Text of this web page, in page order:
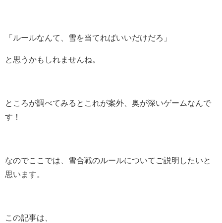
「ルールなんて、雪を当てればいいだけだろ」
と思うかもしれませんね。
ところが調べてみるとこれが案外、奥が深いゲームなんで
す！
なのでここでは、雪合戦のルールについてご説明したいと
思います。
この記事は、